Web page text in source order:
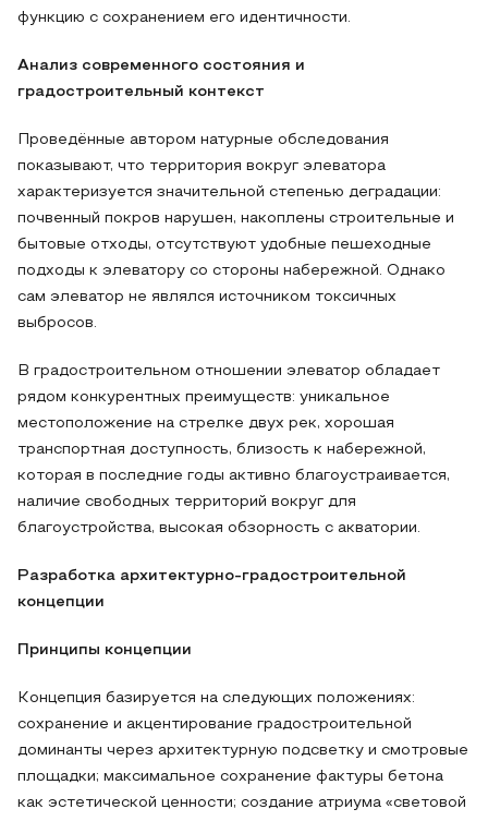
функцию с сохранением его идентичности.
Анализ современного состояния и
градостроительный контекст
Проведённые автором натурные обследования
показывают, что территория вокруг элеватора
характеризуется значительной степенью деградации:
почвенный покров нарушен, накоплены строительные и
бытовые отходы, отсутствуют удобные пешеходные
подходы к элеватору со стороны набережной. Однако
сам элеватор не являлся источником токсичных
выбросов.
В градостроительном отношении элеватор обладает
рядом конкурентных преимуществ: уникальное
местоположение на стрелке двух рек, хорошая
транспортная доступность, близость к набережной,
которая в последние годы активно благоустраивается,
наличие свободных территорий вокруг для
благоустройства, высокая обзорность с акватории.
Разработка архитектурно-градостроительной
концепции
Принципы концепции
Концепция базируется на следующих положениях:
сохранение и акцентирование градостроительной
доминанты через архитектурную подсветку и смотровые
площадки; максимальное сохранение фактуры бетона
как эстетической ценности; создание атриума «световой